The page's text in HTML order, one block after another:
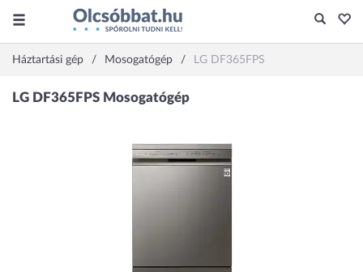
Háztartási gép Mosogatógép LG DF365FPS